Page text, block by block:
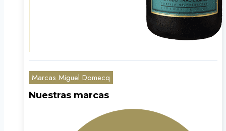
Marcas Miguel Domecq
Nuestras marcas